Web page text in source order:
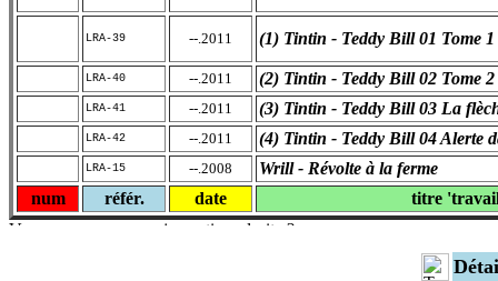
LRA-39 --.2011 (1) Tintin - Teddy Bill 01 Tome 1
LRA-40 --.2011 (2) Tintin - Teddy Bill 02 Tome 2
LRA-41 --.2011 (3) Tintin - Teddy Bill 03 La
LRA-42 --.2011 (4) Tintin - Teddy Bill 04 Alerte
LRA-15 --.2008
Wrill - Révolte à la ferme
num
référ. date titre